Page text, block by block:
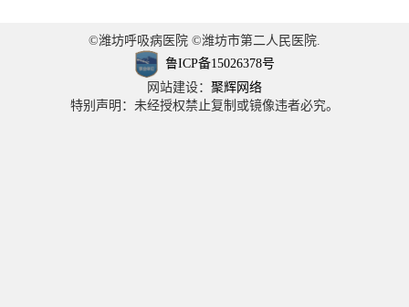
©潍坊呼吸病医院 ©潍坊市第二人民医院.
鲁ICP备15026378号
网站建设： 聚辉网络
特别声明：未经授权禁止复制或镜像违者必究。